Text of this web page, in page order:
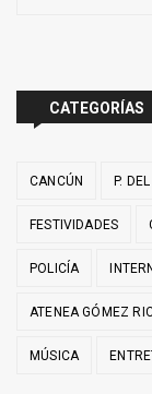
CATEGORÍAS
CANCÚN P.
FESTIVIDADES
POLICÍA
ATENEA GÓMEZ
MÚSICA